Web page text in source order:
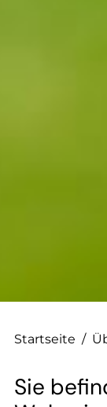
Startseite /
Sie